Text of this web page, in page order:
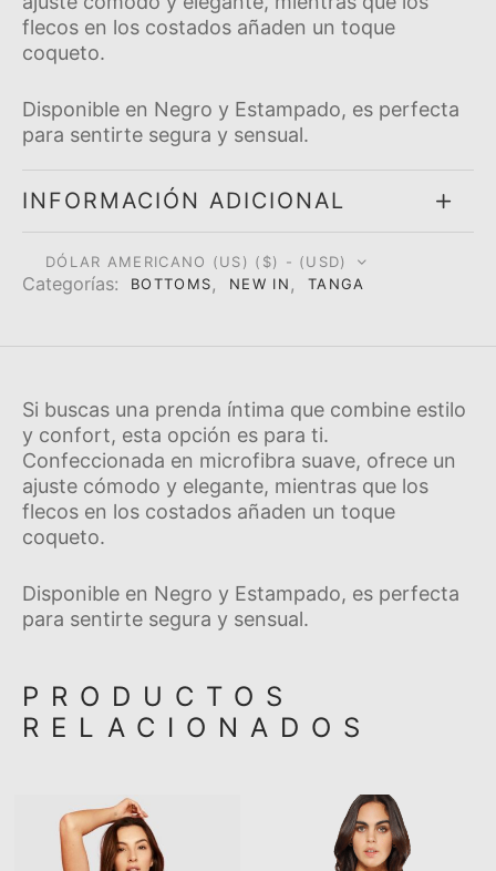
flecos en los costados añaden un toque
coqueto.
Disponible en Negro y Estampado, es perfecta
para sentirte segura y sensual.
INFORMACIÓN ADICIONAL
DÓLAR AMERICANO (US) ($) - (USD)
Categorí­as: BOTTOMS, NEW IN , TANGA
Si buscas una prenda í­ntima que combine estilo
y confort, esta opción es para ti.
Confeccionada en microfibra suave, ofrece un
ajuste cómodo y elegante, mientras que los
flecos en los costados añaden un toque
coqueto.
Disponible en Negro y Estampado, es perfecta
para sentirte segura y sensual.
PRODUCTOS
RELACIONADOS